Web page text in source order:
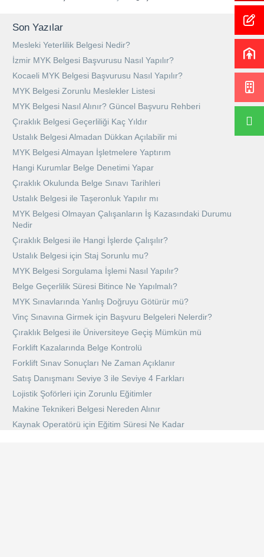
Son Yazılar
Mesleki Yeterlilik Belgesi Nedir?
İzmir MYK Belgesi Başvurusu Nasıl Yapılır?
Kocaeli MYK Belgesi Başvurusu Nasıl Yapılır?
MYK Belgesi Zorunlu Meslekler Listesi
MYK Belgesi Nasıl Alınır? Güncel Başvuru Rehberi
Çıraklık Belgesi Geçerliliği Kaç Yıldır
Ustalık Belgesi Almadan Dükkan Açılabilir mi
MYK Belgesi Almayan İşletmelere Yaptırım
Hangi Kurumlar Belge Denetimi Yapar
Çıraklık Okulunda Belge Sınavı Tarihleri
Ustalık Belgesi ile Taşeronluk Yapılır mı
MYK Belgesi Olmayan Çalışanların İş Kazasındaki Durumu
Nedir
Çıraklık Belgesi ile Hangi İşlerde Çalışılır?
Ustalık Belgesi için Staj Sorunlu mu?
MYK Belgesi Sorgulama İşlemi Nasıl Yapılır?
Belge Geçerlilik Süresi Bitince Ne Yapılmalı?
MYK Sınavlarında Yanlış Doğruyu Götürür mü?
Vinç Sınavına Girmek için Başvuru Belgeleri Nelerdir?
Çıraklık Belgesi ile Üniversiteye Geçiş Mümkün mü
Forklift Kazalarında Belge Kontrolü
Forklift Sınav Sonuçları Ne Zaman Açıklanır
Satış Danışmanı Seviye 3 ile Seviye 4 Farkları
Lojistik Şoförleri için Zorunlu Eğitimler
Makine Teknikeri Belgesi Nereden Alınır
Kaynak Operatörü için Eğitim Süresi Ne Kadar